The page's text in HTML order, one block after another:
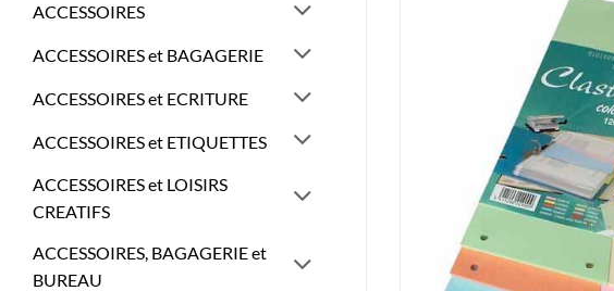
ACCESSOIRES
ACCESSOIRES et BAGAGERIE
ACCESSOIRES et ECRITURE
ACCESSOIRES et ETIQUETTES
ACCESSOIRES et LOISIRS
CREATIFS
ACCESSOIRES, BAGAGERIE et
BUREAU